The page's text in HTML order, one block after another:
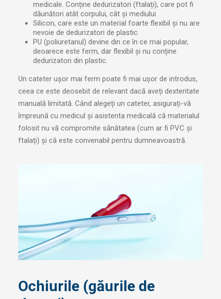
medicale. Conține dedurizatori (ftalați), care pot fi
dăunători atât corpului, cât și mediului.
Silicon, care este un material foarte flexibil și nu are
nevoie de dedurizatori de plastic.
PU (poliuretanul) devine din ce în ce mai popular,
deoarece este ferm, dar flexibil și nu conține
dedurizatori din plastic.
Un cateter ușor mai ferm poate fi mai ușor de introdus,
ceea ce este deosebit de relevant dacă aveți dexteritate
manuală limitată. Când alegeți un cateter, asigurați-vă
împreună cu medicul și asistenta medicală că materialul
folosit nu vă compromite sănătatea (cum ar fi PVC și
ftalați) și că este convenabil pentru dumneavoastră.
Ochiurile (găurile de